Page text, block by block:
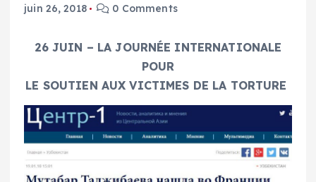
juin 26, 2018
0 Comments
26 JUIN – LA JOURNÉE INTERNATIONALE
POUR
LE SOUTIEN AUX VICTIMES DE LA TORTURE